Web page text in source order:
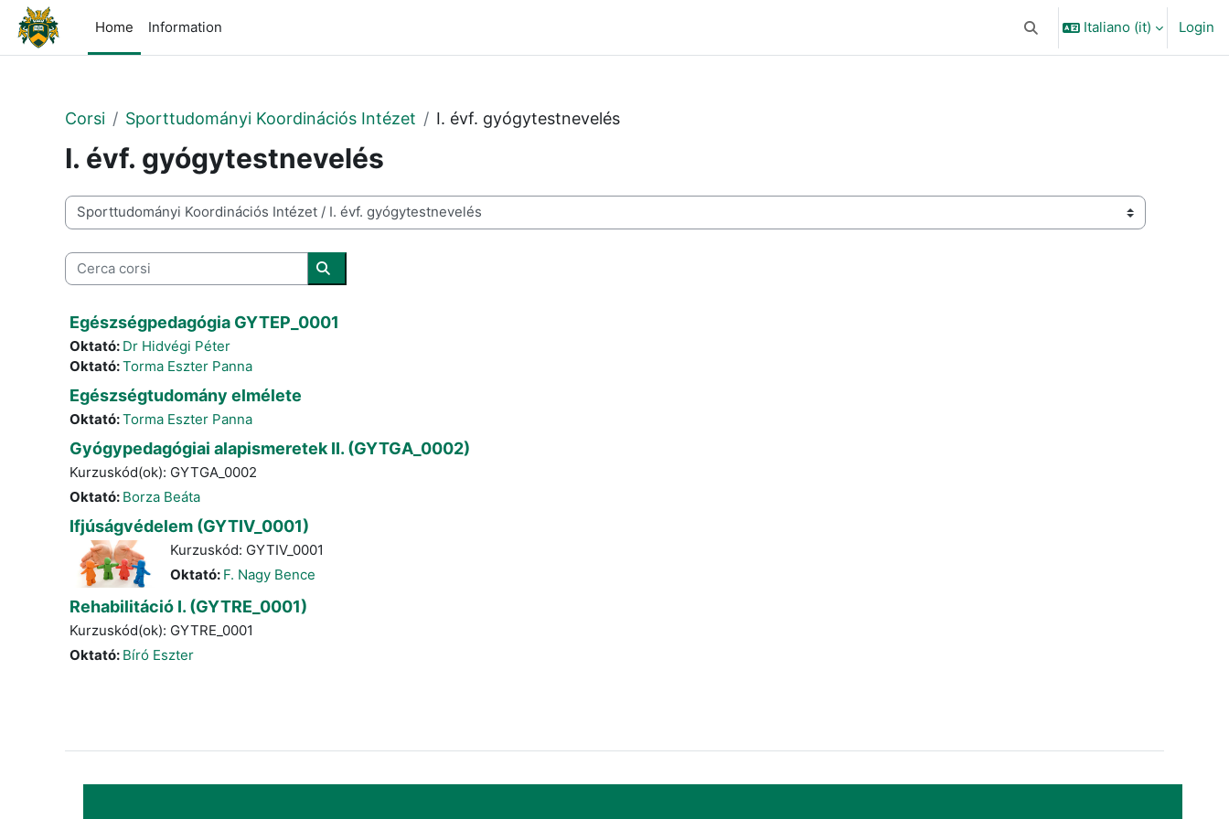
Vai al contenuto principale
Home
Information Attiva/disattiva input di ricerca
Italiano ‎(it)‎ Login
Corsi Sporttudományi Koordinációs Intézet I. évf. gyógytestnevelés
I. évf. gyógytestnevelés
Categorie di corso
Cerca corsi
Cerca corsi
Egészségpedagógia GYTEP_0001
Oktató: Dr Hidvégi Péter
Oktató:Torma Eszter Panna
Egészségtudomány elmélete
Oktató:Torma Eszter Panna
Gyógypedagógiai alapismeretek II. (GYTGA_0002)
Kurzuskód(ok): GYTGA_0002
Oktató: Borza Beáta
Ifjúságvédelem (GYTIV_0001)
Kurzuskód: GYTIV_0001
Oktató: F. Nagy Bence
Rehabilitáció I. (GYTRE_0001)
Kurzuskód(ok): GYTRE_0001
Oktató: Bíró Eszter